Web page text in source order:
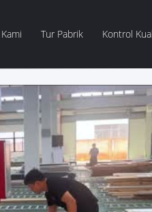
Tur Pabrik Kontrol